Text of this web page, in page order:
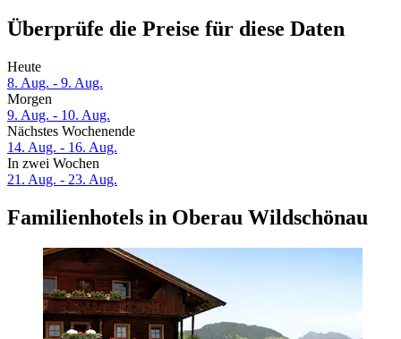
Überprüfe die Preise für diese Daten
Heute
8. Aug. - 9. Aug.
Morgen
9. Aug. - 10. Aug.
Nächstes Wochenende
14. Aug. - 16. Aug.
In zwei Wochen
21. Aug. - 23. Aug.
Familienhotels in Oberau Wildschönau